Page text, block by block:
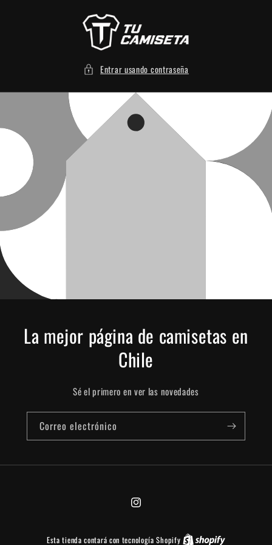
Entrar usando contraseña
La mejor página de camisetas en
Chile
Sé el primero en ver las novedades
Correo electrónico
Instagram
Esta tienda contará con tecnología Shopify